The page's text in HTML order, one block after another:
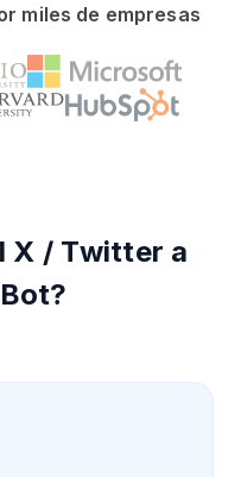
miles de empresas
X / Twitter a